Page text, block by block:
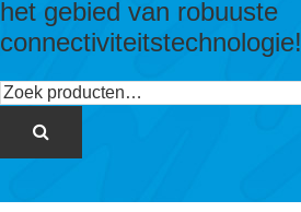
het gebied van robuuste
connectiviteitstechnologie!
Zoeken